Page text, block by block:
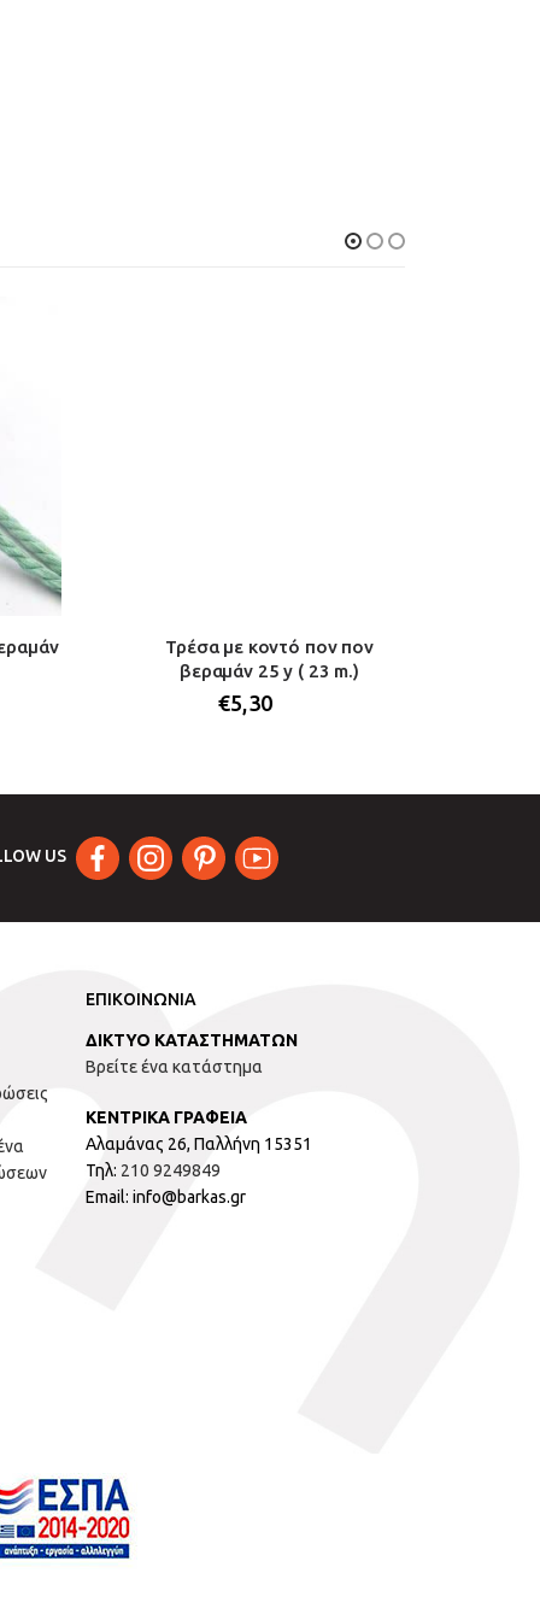
Τρέσα με κοντό πον πον
βεραμάν 25 y ( 23 m.)
€5,30
US
ΕΠΙΚΟΙΝΩΝΙΑ
ΔΙΚΤΥΟ ΚΑΤΑΣΤΗΜΑΤΩΝ
Βρείτε ένα κατάστημα
ΚΕΝΤΡΙΚΑ ΓΡΑΦΕΙΑ
Αλαμάνας 26, Παλλήνη 15351
Τηλ: 210 9249849
Email: info@barkas.gr